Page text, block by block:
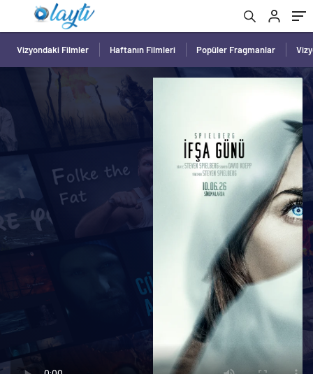
Vizyondaki Filmler Haftanın Filmleri Popüler Fragmanlar